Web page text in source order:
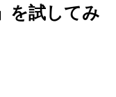
を試してみ